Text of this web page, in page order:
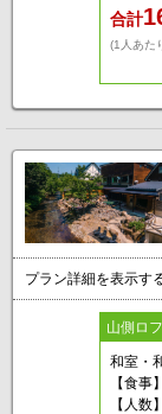
合計
(1人あた
プラン詳細を表示す
山側ロ
和室・
【食事
【人数